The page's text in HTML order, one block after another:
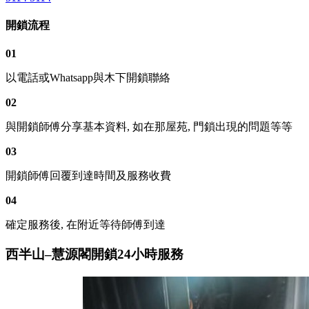
開鎖流程
01
以電話或Whatsapp與木下開鎖聯絡
02
與開鎖師傅分享基本資料, 如在那屋苑, 門鎖出現的問題等等
03
開鎖師傅回覆到達時間及服務收費
04
確定服務後, 在附近等待師傅到達
西半山–慧源閣開鎖24小時服務